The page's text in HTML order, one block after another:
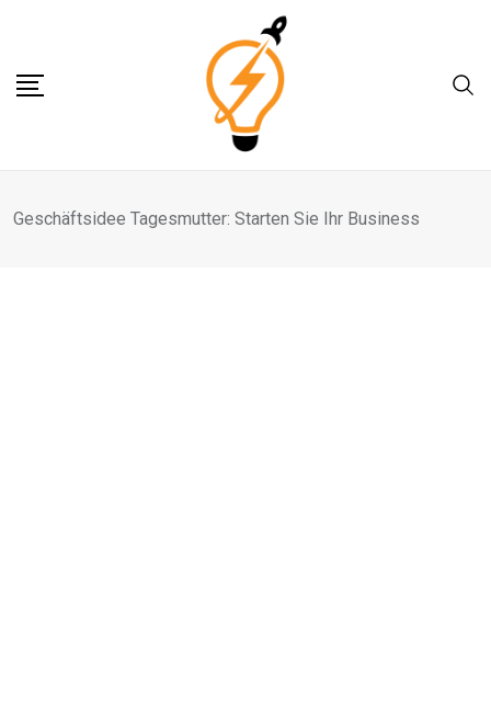
content
Geschäftsidee Tagesmutter: Starten Sie Ihr Business